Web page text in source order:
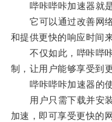
哔咔哔咔加速器就是
它可以通过改善网络
和提供更快的响应时间
不仅如此，哔咔哔咔
制，让用户能够享受到
哔咔哔咔加速器的使
用户只需下载并安装
加速，即可享受更快的